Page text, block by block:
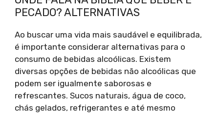
PECADO? ALTERNATIVAS
Ao buscar uma vida mais saudável e equilibrada,
é importante considerar alternativas para o
consumo de bebidas alcoólicas. Existem
diversas opções de bebidas não alcoólicas que
podem ser igualmente saborosas e
refrescantes. Sucos naturais, água de coco,
chás gelados, refrigerantes e até mesmo